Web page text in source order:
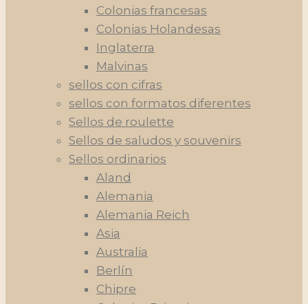
Colonias francesas
Colonias Holandesas
Inglaterra
Malvinas
sellos con cifras
sellos con formatos diferentes
Sellos de roulette
Sellos de saludos y souvenirs
Sellos ordinarios
Aland
Alemania
Alemania Reich
Asia
Australia
Berlín
Chipre